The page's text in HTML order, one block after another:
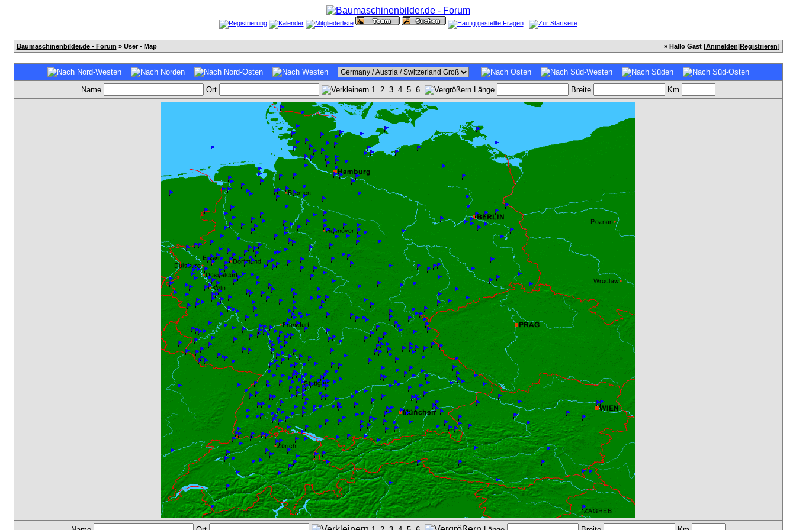
Baumaschinenbilder.de - Forum » User - Map » Hallo Gast [Anmelden|Registrieren]
Name Ort 1 2 3 4 5 6 Länge Breite Km